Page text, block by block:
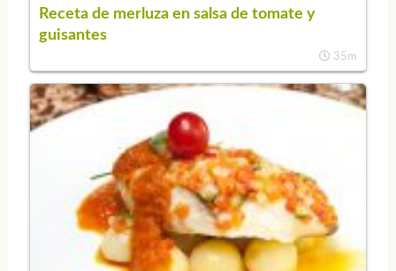
Receta de merluza en salsa de tomate y
guisantes
35m